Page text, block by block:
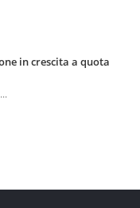
in crescita a quota